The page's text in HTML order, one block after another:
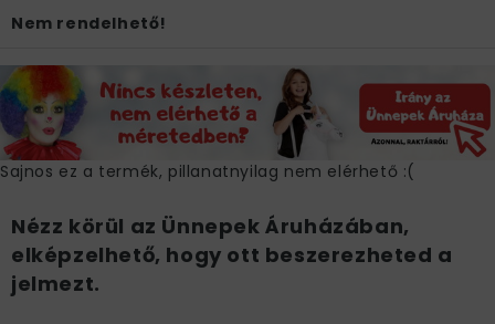
Nem rendelhető!
Sajnos ez a termék, pillanatnyilag nem elérhető :(
Nézz körül az Ünnepek Áruházában,
elképzelhető, hogy ott beszerezheted a
jelmezt.